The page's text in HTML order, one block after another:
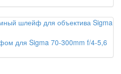
для Sigma 70-300mm f/4-5,6